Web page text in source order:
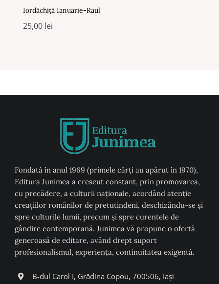
Iordăchiță Ianuarie-Raul
25,00 lei
Fondată în anul 1969 (primele cărți au apărut în 1970),
Editura Junimea a crescut constant, prin promovarea,
cu precădere, a culturii naţionale, acordând atenţie
creaţiilor românilor de pretutindeni, deschizându-se şi
spre culturile lumii, precum şi spre curentele de
gândire contemporană. Junimea vă propune o ofertă
generoasă de editare, având drept suport
profesionalismul, experiența, continuitatea exigentă.
B-dul Carol I, Grădina Copou, 700506, Iași